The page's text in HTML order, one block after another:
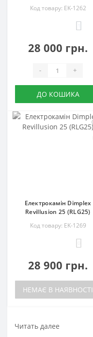
Код товару: EK-1262
28 000 грн.
- +
ДО КОШИКА
Електрокамін Dimplex
Revillusion 25 (RLG25)
Код товару: EK-1269
28 900 грн.
НЕМАЄ В НАЯВНОСТІ
Читать далее